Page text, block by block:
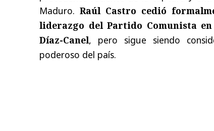
Maduro. Raúl Castro cedió
liderazgo del Partido Comunista
Díaz-Canel, pero sigue siendo
poderoso del país.